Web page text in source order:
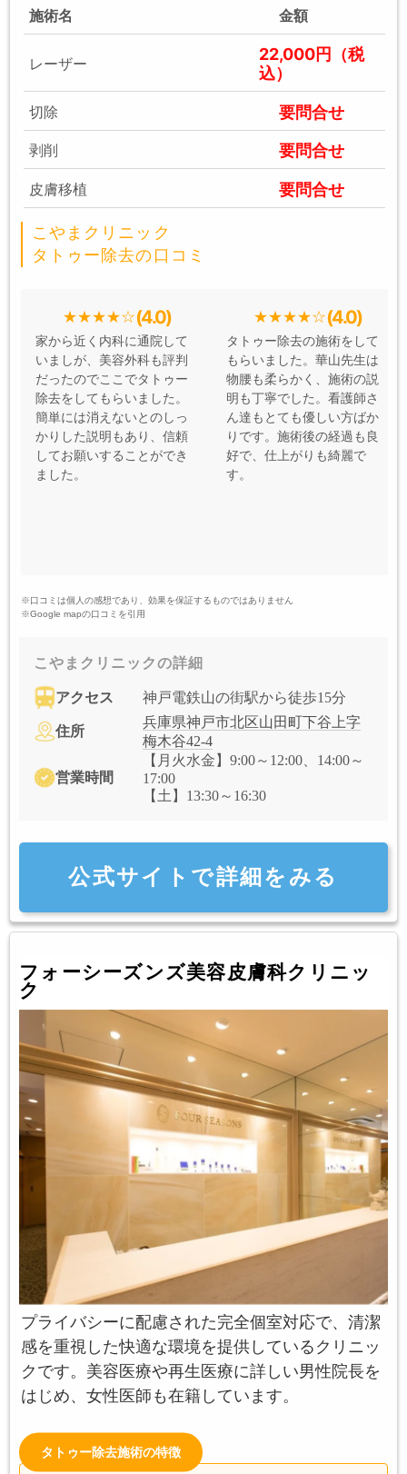
施術名 金額
レーザー
22,000円（税
込）
切除 要問合せ
剥削 要問合せ
皮膚移植 要問合せ
こやまクリニック
タトゥー除去の口コミ
(4.0)
家から近く内科に通院して
いましが、美容外科も評判
だったのでここでタトゥー
除去をしてもらいました。
簡単には消えないとのしっ
かりした説明もあり、信頼
してお願いすることができ
ました。
(4.0)
タトゥー除去の施術をして
もらいました。華山先生は
物腰も柔らかく、施術の説
明も丁寧でした。看護師さ
ん達もとても優しい方ばか
りです。施術後の経過も良
好で、仕上がりも綺麗で
す。
※口コミは個人の感想であり、効果を保証するものではありません
※Google mapの口コミを引用
こやまクリニックの詳細
アクセス 神戸電鉄山の街駅から徒歩15分
住所
兵庫県神戸市北区山田町下谷上字
梅木谷42-4
営業時間
【月火水金】9:00～12:00、14:00～
17:00
【土】13:30～16:30
公式サイトで詳細をみる
フォーシーズンズ美容皮膚科クリニッ
ク
プライバシーに配慮された完全個室対応で、清潔
感を重視した快適な環境を提供しているクリニッ
クです。美容医療や再生医療に詳しい男性院長を
はじめ、女性医師も在籍しています。
タトゥー除去施術の特徴